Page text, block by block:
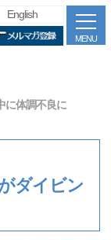
MENU
English
に体調不良に
ダイビン